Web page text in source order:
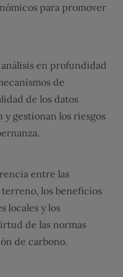
para promover
en profundidad
de
de los datos
gestionan los riesgos
entre las
los beneficios
locales y los
de las normas
de carbono.